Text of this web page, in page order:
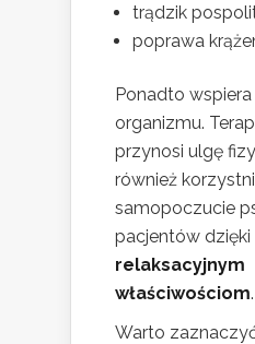
trądzik
poprawa
Ponadto
organizmu.
przynosi ulgę
również
samopoczucie
pacjentów dzięki
relaksacyjnym
właściwościom.
Warto